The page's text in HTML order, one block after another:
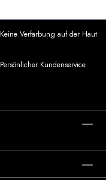
Keine Verfärbung auf der Haut
Persönlicher Kundenservice